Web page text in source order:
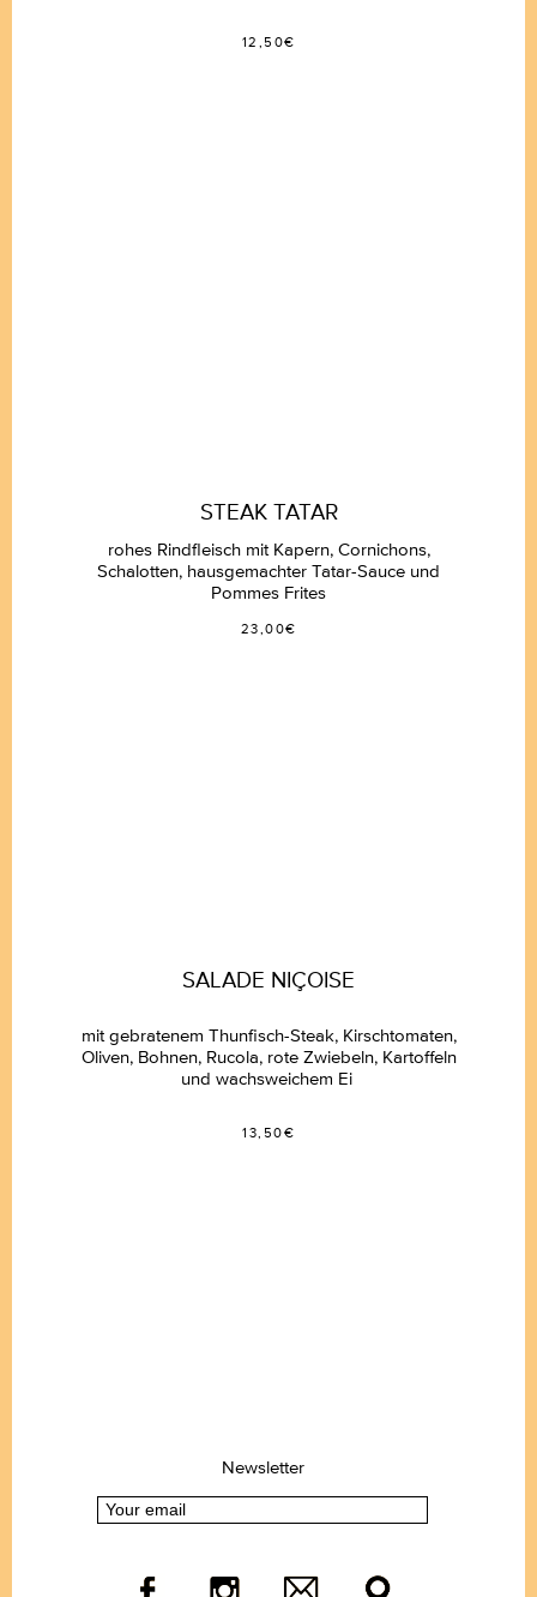
12,50€
STEAK TATAR
rohes Rindfleisch mit Kapern, Cornichons,
Schalotten, hausgemachter Tatar-Sauce und
Pommes Frites
23,00€
SALADE NIÇOISE
mit gebratenem Thunfisch-Steak, Kirschtomaten,
Oliven, Bohnen, Rucola, rote Zwiebeln, Kartoffeln
und wachsweichem Ei
13,50€
Newsletter